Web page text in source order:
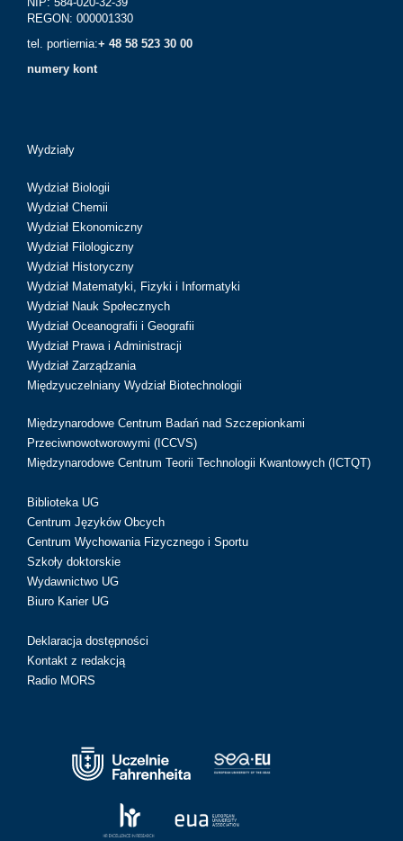
REGON: 000001330
tel. portiernia:+ 48 58 523 30 00
numery kont
Wydziały
Wydział Biologii
Wydział Chemii
Wydział Ekonomiczny
Wydział Filologiczny
Wydział Historyczny
Wydział Matematyki, Fizyki i Informatyki
Wydział Nauk Społecznych
Wydział Oceanografii i Geografii
Wydział Prawa i Administracji
Wydział Zarządzania
Międzyuczelniany Wydział Biotechnologii
Międzynarodowe Centrum Badań nad Szczepionkami
Przeciwnowotworowymi (ICCVS)
Międzynarodowe Centrum Teorii Technologii Kwantowych (ICTQT)
Biblioteka UG
Centrum Języków Obcych
Centrum Wychowania Fizycznego i Sportu
Szkoły doktorskie
Wydawnictwo UG
Biuro Karier UG
Deklaracja dostępności
Kontakt z redakcją
Radio MORS